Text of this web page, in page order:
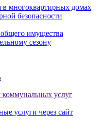
многоквартирных домах
безопасности
имущества
сезону
услуг
услуги через сайт